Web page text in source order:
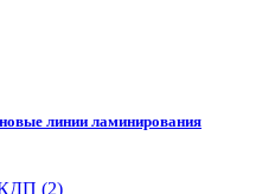
линии ламинирования